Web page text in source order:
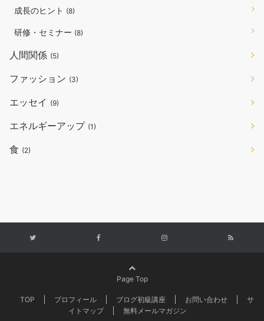
成長のヒント (8)
研修・セミナー (8)
人間関係 (5)
ファッション (3)
エッセイ (9)
エネルギーアップ (1)
食 (2)
Page Top
TOP プロフィール ブログ初級講座 お問い合わせ
サ
イトマップ
無料メールマガジン